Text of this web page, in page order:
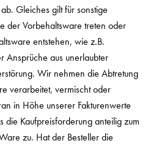
Gleiches gilt für sonstige
der Vorbehaltsware treten oder
entstehen, wie z.B.
Ansprüche aus unerlaubter
Wir nehmen die Abtretung
verarbeitet, vermischt oder
in Höhe unserer Fakturenwerte
die Kaufpreisforderung anteilig zum
zu. Hat der Besteller die